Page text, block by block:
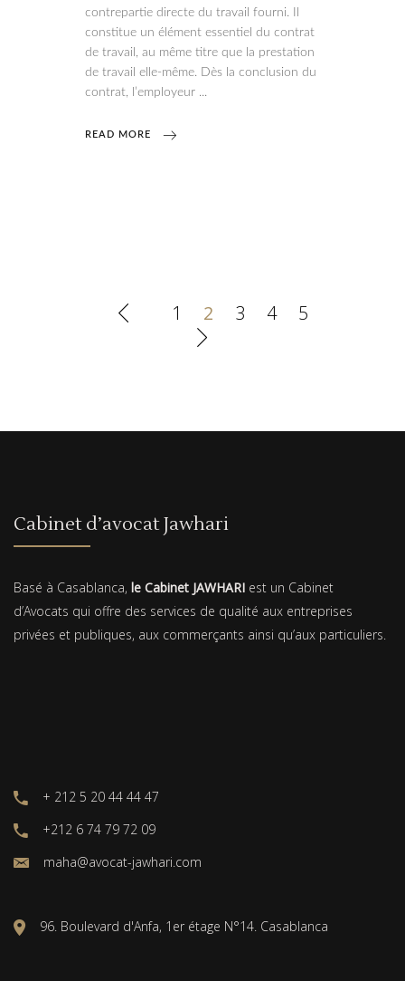
contrepartie directe du travail fourni. Il
constitue un élément essentiel du contrat
de travail, au même titre que la prestation
de travail elle-même. Dès la conclusion du
contrat, l’employeur
READ MORE
1 2 3 4 5
Cabinet d’avocat Jawhari
Basé à Casablanca, le Cabinet JAWHARI est un Cabinet
d’Avocats qui offre des services de qualité aux entreprises
privées et publiques, aux commerçants ainsi qu’aux particuliers.
+ 212 5 20 44 44 47
+212 6 74 79 72 09
maha@avocat-jawhari.com
96. Boulevard d'Anfa, 1er étage N°14. Casablanca